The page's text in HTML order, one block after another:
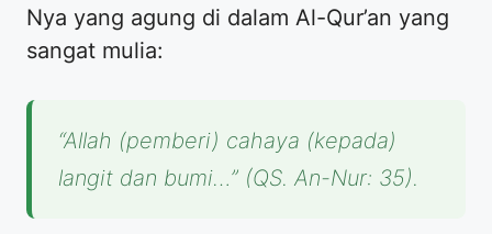
Nya yang agung di dalam Al-Qur’an yang
sangat mulia:
“Allah (pemberi) cahaya (kepada)
langit dan bumi…” (QS. An-Nur: 35).